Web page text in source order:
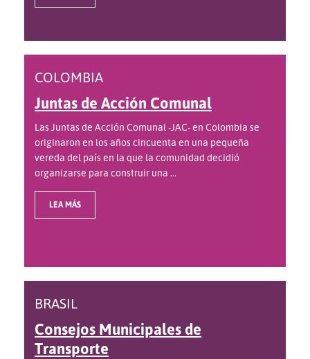
COLOMBIA
Juntas de Acción Comunal
Las Juntas de Acción Comunal -JAC- en Colombia se
originaron en los años cincuenta en una pequeña
vereda del país en la que la comunidad decidió
organizarse para construir una ...
LEA MÁS
BRASIL
Consejos Municipales de
Transporte